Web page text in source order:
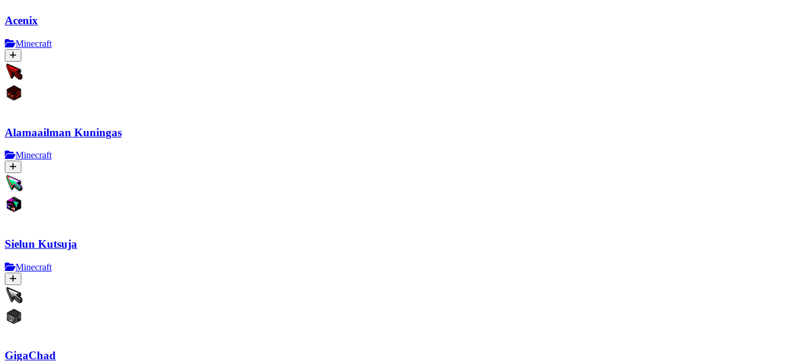
Acenix
Minecraft
Alamaailman Kuningas
Minecraft
Sielun Kutsuja
Minecraft
GigaChad